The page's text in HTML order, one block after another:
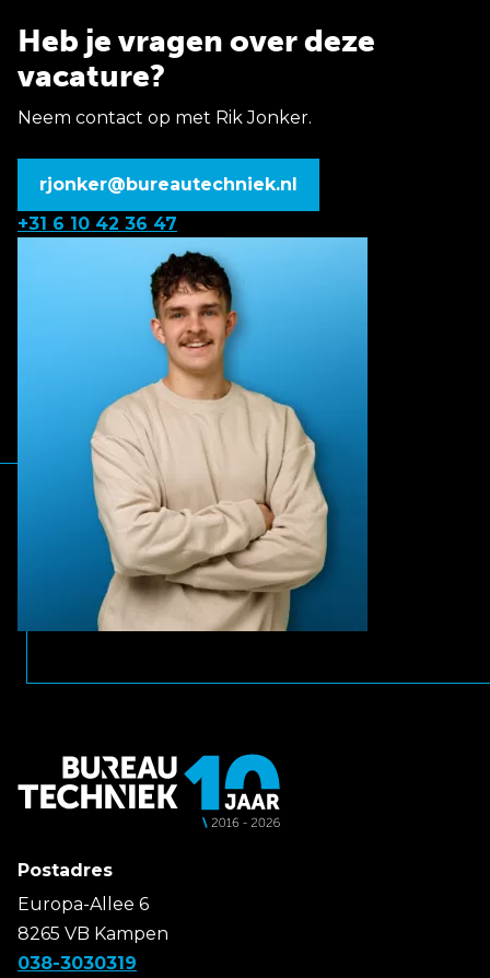
Heb je vragen over deze
vacature?
Neem contact op met Rik Jonker.
rjonker@bureautechniek.nl
+31 6 10 42 36 47
Postadres
Europa-Allee 6
8265 VB Kampen
038-3030319